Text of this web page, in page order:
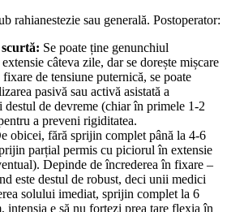
rahianestezie sau generală. Postoperator:
Se poate ține genunchiul
câteva zile, dar se dorește mișcare
de tensiune puternică, se poate
pasivă sau activă asistată a
destul de devreme (chiar în primele 1-2
a preveni rigiditatea.
obicei, fără sprijin complet până la 4-6
parțial permis cu piciorul în extensie
Depinde de încrederea în fixare –
este destul de robust, deci unii medici
solului imediat, sprijin complet la 6
intensia e să nu forțezi prea tare flexia în